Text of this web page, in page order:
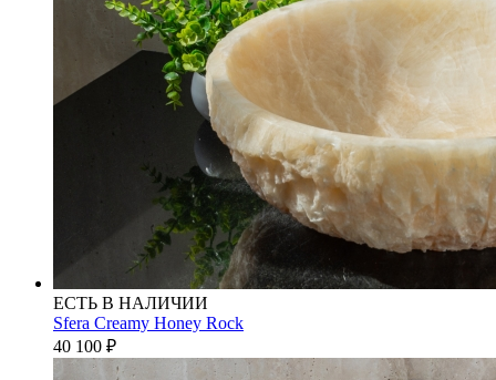
ЕСТЬ В НАЛИЧИИ
Sfera Creamy Honey Rock
40 100 ₽